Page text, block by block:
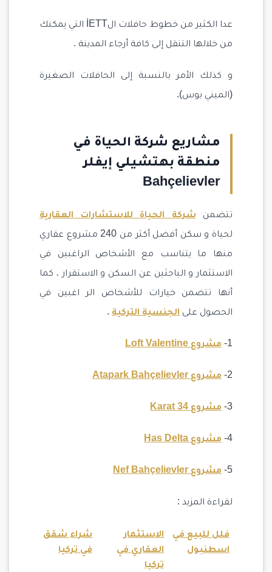
عدا الكثير من خطوط حافلات الİETT التي يمكنك
من خلالها التنقل إلى كافة أرجاء المدينة .
و كذلك الأمر بالنسبة إلى الحافلات الصغيرة
(الميني بوس).
مشاريع شركة الحياة في
منطقة بهتشيلي إيفلر
Bahçelievler
تتضمنشركة الحياة للاستشارات العقارية
لحياة و سكن أفضل أكثر من 240 مشروع عقاري
منها ما يتناسب مع الأشخاص الراغبين في
الاستثمار و الباحثين عن السكن و الاستقرار ، كما
أنها تتضمن خيارات للأشخاص الر اغبين في
الحصول على الجنسية التركية .
1- مشروع Loft Valentine
2- مشروع Atapark Bahçelievler
3- مشروع Karat 34
4- مشروع Has Delta
5- مشروع Nef Bahçelievler
لقراءة المزيد :
فلل للبيع في
اسطنبول
الاستثمار
العقاري في
تركيا
شراء شقق
في تركيا